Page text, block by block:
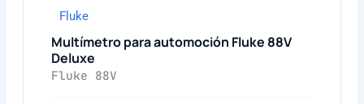
Fluke
Multímetro para automoción Fluke 88V
Deluxe
Fluke 88V